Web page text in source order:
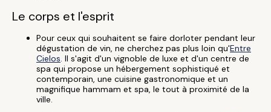
Le corps et l'esprit
Pour ceux qui souhaitent se faire dorloter pendant leur
dégustation de vin, ne cherchez pas plus loin qu'Entre
Cielos. Il s'agit d'un vignoble de luxe et d'un centre de
spa qui propose un hébergement sophistiqué et
contemporain, une cuisine gastronomique et un
magnifique hammam et spa, le tout à proximité de la
ville.